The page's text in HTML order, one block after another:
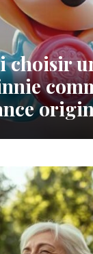
choisir